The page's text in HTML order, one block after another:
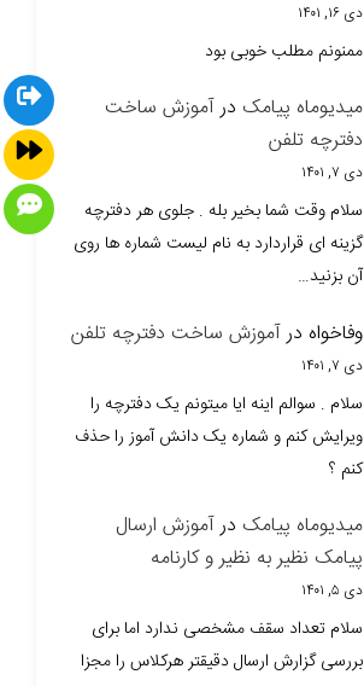
دی ۱۶, ۱۴۰۱
ممنونم مطلب خوبی بود
میدیوماه پیامک درآموزش ساخت
دفترچه تلفن
دی ۷, ۱۴۰۱
سلام وقت شما بخیر بله . جلوی هر دفترچه
گزینه ای قراردارد به نام لیست شماره ها روی
آن بزنید…
وفاخواه درآموزش ساخت دفترچه تلفن
دی ۷, ۱۴۰۱
سلام . سوالم اینه ایا میتونم یک دفترچه را
ویرایش کنم و شماره یک دانش آموز را حذف
کنم ؟
میدیوماه پیامک درآموزش ارسال
پیامک نظیر به نظیر و کارنامه
دی ۵, ۱۴۰۱
سلام تعداد سقف مشخصی ندارد اما برای
بررسی گزارش ارسال دقیقتر هرکلاس را مجزا